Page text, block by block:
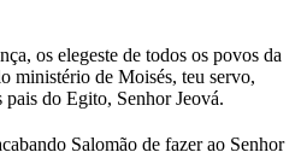
os elegeste de todos os povos da
ministério de Moisés, teu servo,
pais do Egito, Senhor Jeová.
Salomão de fazer ao Senhor